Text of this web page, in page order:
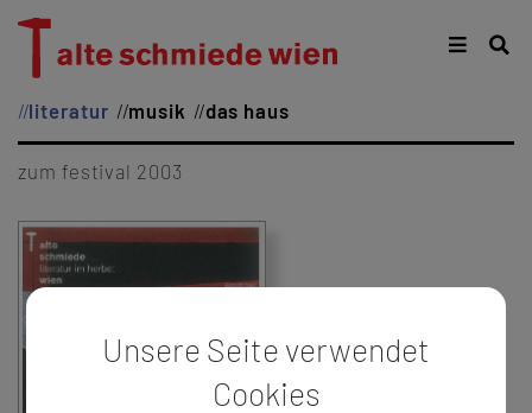
literatur musik das haus
zum festival 2003
Unsere Seite verwendet
Cookies